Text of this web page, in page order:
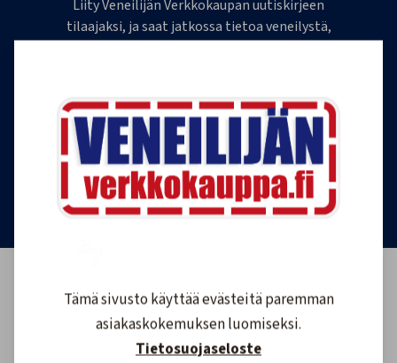
Liity Veneilijän Verkkokaupan uutiskirjeen
tilaajaksi, ja saat jatkossa tietoa veneilystä,
tilauksen milloin tahansa.
Tilaa uutiskirje
Tämä sivusto käyttää evästeitä paremman
asiakaskokemuksen luomiseksi.
Tietosuojaseloste